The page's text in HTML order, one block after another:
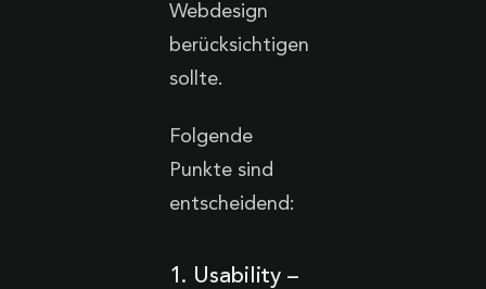
Webdesign
berücksichtigen
sollte.
Folgende
Punkte sind
entscheidend:
1. Usability –